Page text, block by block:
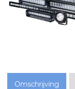
Omschrijving